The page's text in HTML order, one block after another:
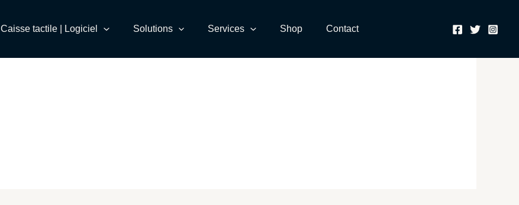
Caisse tactile | Logiciel Solutions Services Shop Contact